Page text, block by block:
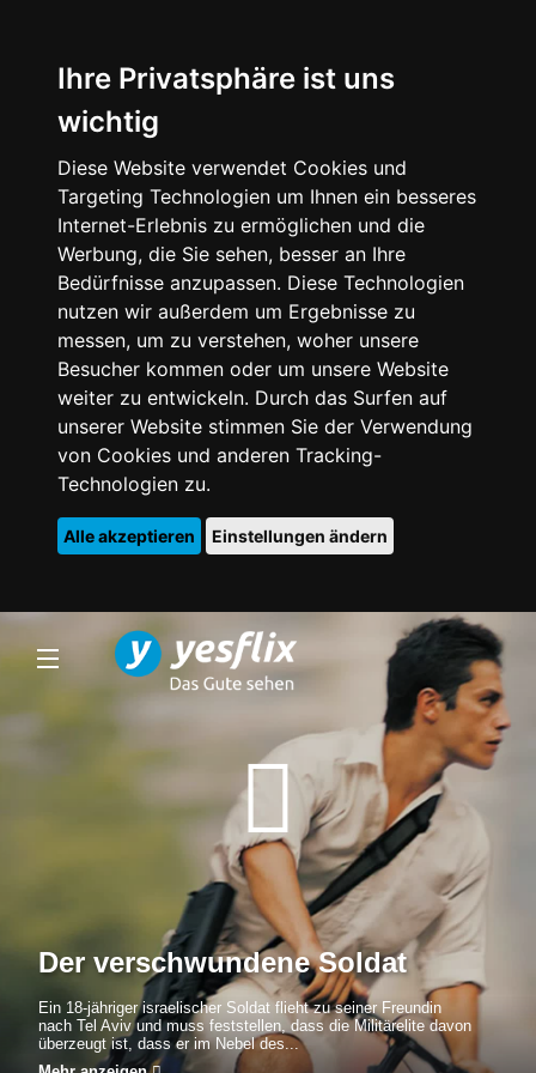
Ihre Privatsphäre ist uns
wichtig
Diese Website verwendet Cookies und
Targeting Technologien um Ihnen ein besseres
Internet-Erlebnis zu ermöglichen und die
Werbung, die Sie sehen, besser an Ihre
Bedürfnisse anzupassen. Diese Technologien
nutzen wir außerdem um Ergebnisse zu
messen, um zu verstehen, woher unsere
Besucher kommen oder um unsere Website
weiter zu entwickeln. Durch das Surfen auf
unserer Website stimmen Sie der Verwendung
von Cookies und anderen Tracking-
Technologien zu.
Alle akzeptieren Einstellungen ändern
Der verschwundene Soldat
Ein 18-jähriger israelischer Soldat flieht zu seiner Freundin
nach Tel Aviv und muss feststellen, dass die Militärelite davon
überzeugt ist, dass er im Nebel des...